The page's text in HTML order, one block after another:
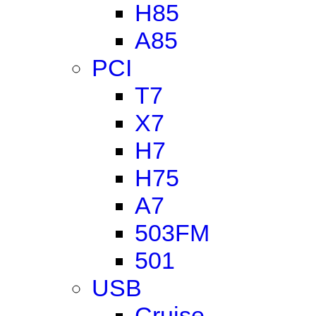
H85
A85
PCI
T7
X7
H7
H75
A7
503FM
501
USB